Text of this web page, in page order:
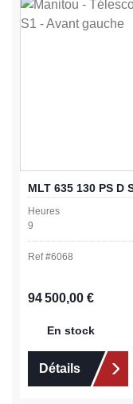
MLT 635 130 PS D
Heures
9
Ref #6068
Prix régulier :
94 500,00 €
En stock
Détails